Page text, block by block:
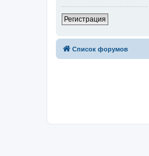
Регистрация
Список форумов